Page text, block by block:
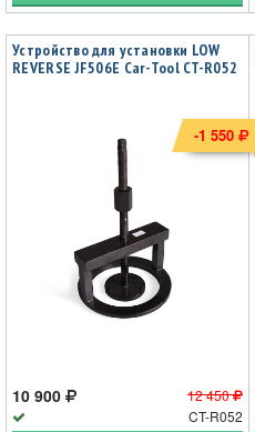
Устройство для установки LOW
REVERSE JF506E Car-Tool CT-R052
12 450
10 900
CT-R052
-1 550